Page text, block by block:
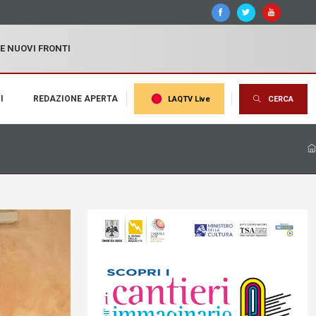
NUOVI FRONTI
REDAZIONE APERTA LAQTV Live CERCA